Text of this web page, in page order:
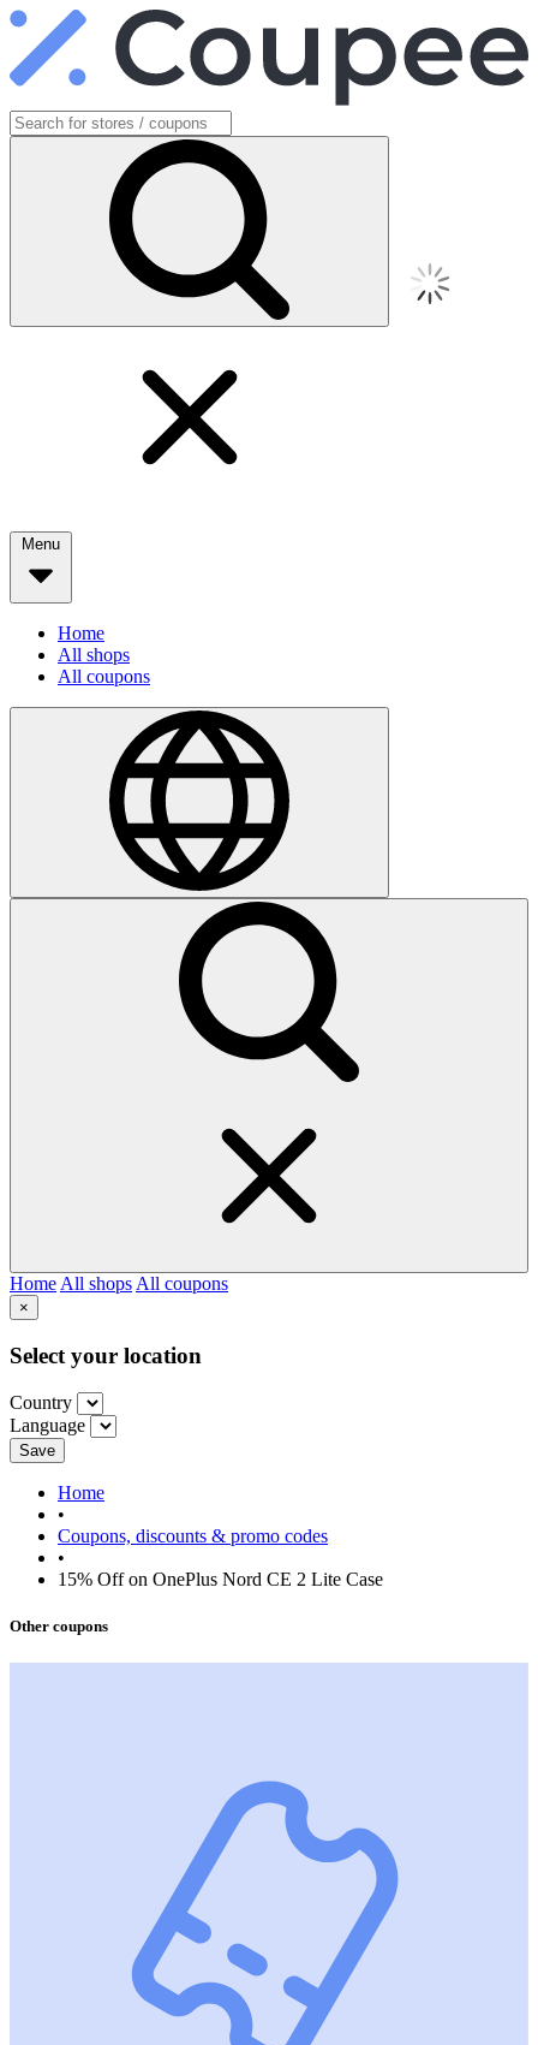
Menu
Home
All shops
All coupons
Home All shops All coupons
×
Select your location
Country
Language
Save
Home
•
Coupons, discounts & promo codes
•
15% Off on OnePlus Nord CE 2 Lite Case
Other coupons